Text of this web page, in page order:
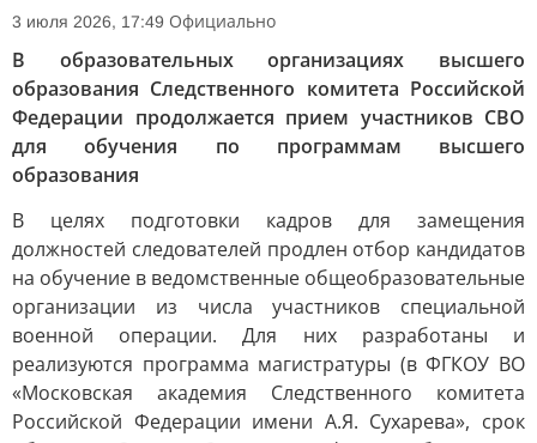
3 июля 2026, 17:49 Официально
В образовательных организациях высшего
образования Следственного комитета Российской
Федерации продолжается прием участников СВО
для обучения по программам высшего
образования
В целях подготовки кадров для замещения
должностей следователей продлен отбор кандидатов
на обучение в ведомственные общеобразовательные
организации из числа участников специальной
военной операции. Для них разработаны и
реализуются программа магистратуры (в ФГКОУ ВО
«Московская академия Следственного комитета
Российской Федерации имени А.Я. Сухарева», срок